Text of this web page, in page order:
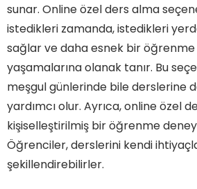
sunar. Online özel ders alma
istedikleri zamanda, istedikleri
sağlar ve daha esnek bir
yaşamalarına olanak tanır. Bu
meşgul günlerinde bile derslerine
yardımcı olur. Ayrıca, online özel
kişiselleştirilmiş bir öğrenme
Öğrenciler, derslerini kendi
şekillendirebilirler.